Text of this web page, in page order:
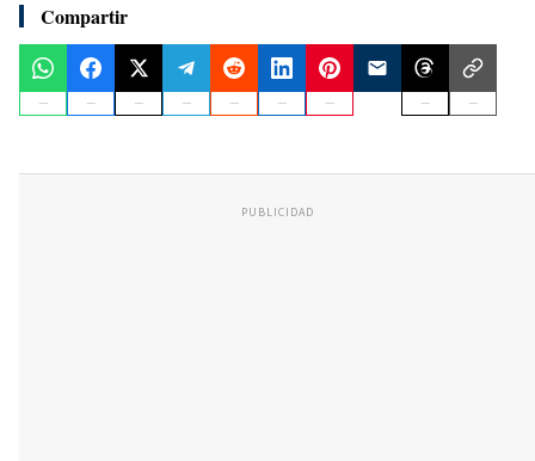
Compartir
PUBLICIDAD